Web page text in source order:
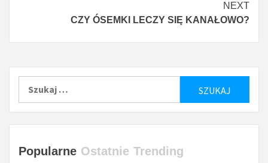
NEXT
CZY ÓSEMKI LECZY SIĘ KANAŁOWO?
Popularne Ostatnie Trending